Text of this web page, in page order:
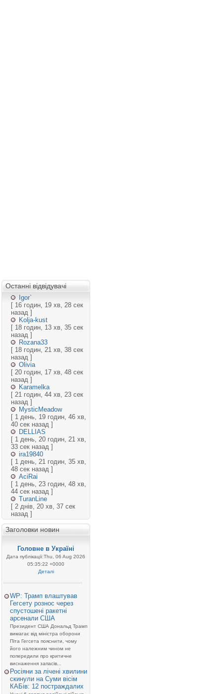
Останні відвідувачі
Igor`
[ 16 годин, 19 хв, 28 сек
назад ]
Kolja-kust
[ 18 годин, 13 хв, 35 сек
назад ]
Rozana33
[ 18 годин, 21 хв, 38 сек
назад ]
Olivia
[ 20 годин, 17 хв, 48 сек
назад ]
Karamelka
[ 21 годин, 44 хв, 23 сек
назад ]
MysticMeadow
[ 1 день, 19 годин, 46 хв,
40 сек назад ]
DELLIAS
[ 1 день, 20 годин, 21 хв,
33 сек назад ]
ira19840
[ 1 день, 21 годин, 35 хв,
48 сек назад ]
AciRai
[ 1 день, 23 годин, 48 хв,
44 сек назад ]
TuranLine
[ 2 днів, 20 хв, 37 сек
назад ]
Заголовки новин
Головне в Україні
Дата публікації:Thu, 06 Aug 2026
05:35:22 +0000
Деталі
WP: Трамп влаштував
Гегсету рознос через
спустошені ракетні
арсенали США
Президент США Дональд Трамп
вимагає від міністра оборони
Піта Гегсета пояснити, чому
його належним чином не
попередили про критичне
виснаження запасів...
Росіяни за лічені хвилини
скинули на Суми вісім
КАБів: 12 постраждалих